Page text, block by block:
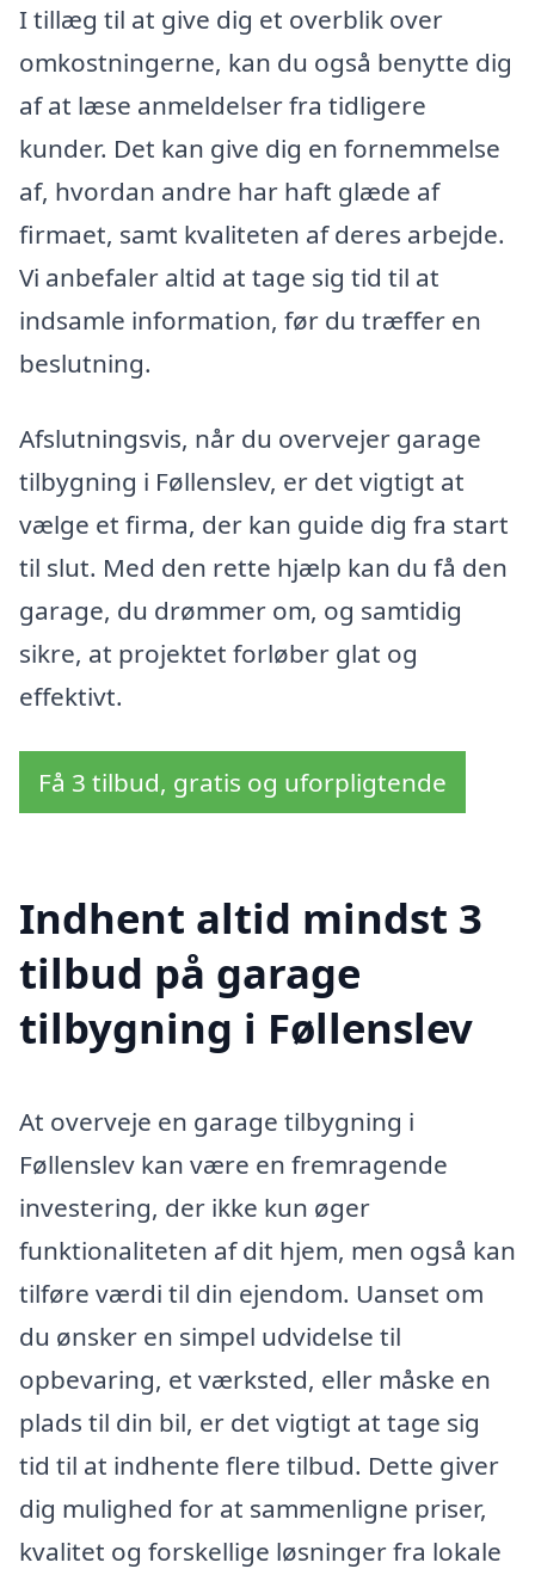
I tillæg til at give dig et overblik over
omkostningerne, kan du også benytte dig
af at læse anmeldelser fra tidligere
kunder. Det kan give dig en fornemmelse
af, hvordan andre har haft glæde af
firmaet, samt kvaliteten af deres arbejde.
Vi anbefaler altid at tage sig tid til at
indsamle information, før du træffer en
beslutning.
Afslutningsvis, når du overvejer garage
tilbygning i Føllenslev, er det vigtigt at
vælge et firma, der kan guide dig fra start
til slut. Med den rette hjælp kan du få den
garage, du drømmer om, og samtidig
sikre, at projektet forløber glat og
effektivt.
Få 3 tilbud, gratis og uforpligtende
Indhent altid mindst 3
tilbud på garage
tilbygning i Føllenslev
At overveje en garage tilbygning i
Føllenslev kan være en fremragende
investering, der ikke kun øger
funktionaliteten af dit hjem, men også kan
tilføre værdi til din ejendom. Uanset om
du ønsker en simpel udvidelse til
opbevaring, et værksted, eller måske en
plads til din bil, er det vigtigt at tage sig
tid til at indhente flere tilbud. Dette giver
dig mulighed for at sammenligne priser,
kvalitet og forskellige løsninger fra lokale